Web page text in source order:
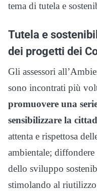
tema di tutela e
Tutela e
dei progetti dei
Gli assessori
sono incontrati più
promuovere una
sensibilizzare la
attenta e rispettosa
ambientale;
dello sviluppo
stimolando al